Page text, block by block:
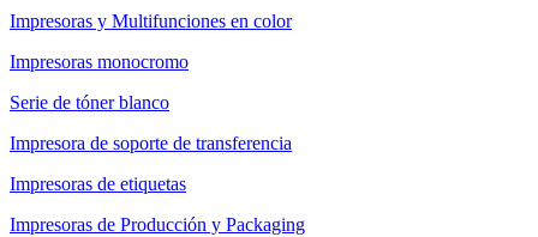
Impresoras y Multifunciones en color
Impresoras monocromo
Serie de tóner blanco
Impresora de soporte de transferencia
Impresoras de etiquetas
Impresoras de Producción y Packaging